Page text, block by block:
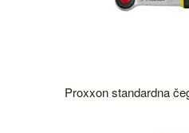
Proxxon standardna